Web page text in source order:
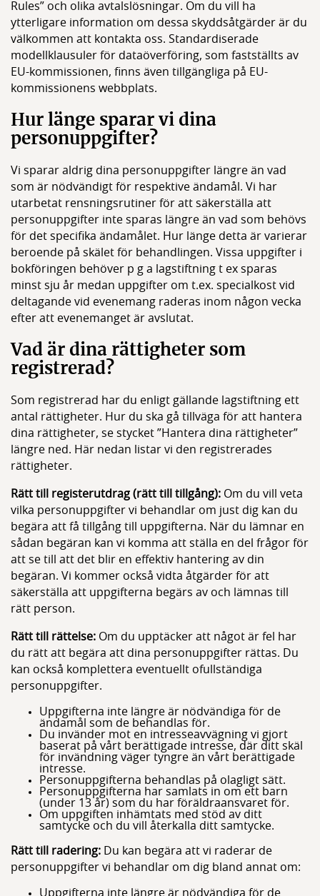
Rules” och olika avtalslösningar. Om du vill ha
ytterligare information om dessa skyddsåtgärder är du
välkommen att kontakta oss. Standardiserade
modellklausuler för dataöverföring, som fastställts av
EU-kommissionen, finns även tillgängliga på EU-
kommissionens webbplats.
Hur länge sparar vi dina
personuppgifter?
Vi sparar aldrig dina personuppgifter längre än vad
som är nödvändigt för respektive ändamål. Vi har
utarbetat rensningsrutiner för att säkerställa att
personuppgifter inte sparas längre än vad som behövs
för det specifika ändamålet. Hur länge detta är varierar
beroende på skälet för behandlingen. Vissa uppgifter i
bokföringen behöver p g a lagstiftning t ex sparas
minst sju år medan uppgifter om t.ex. specialkost vid
deltagande vid evenemang raderas inom någon vecka
efter att evenemanget är avslutat.
Vad är dina rättigheter som
registrerad?
Som registrerad har du enligt gällande lagstiftning ett
antal rättigheter. Hur du ska gå tillväga för att hantera
dina rättigheter, se stycket ”Hantera dina rättigheter”
längre ned. Här nedan listar vi den registrerades
rättigheter.
Rätt till registerutdrag (rätt till tillgång): Om du vill veta
vilka personuppgifter vi behandlar om just dig kan du
begära att få tillgång till uppgifterna. När du lämnar en
sådan begäran kan vi komma att ställa en del frågor för
att se till att det blir en effektiv hantering av din
begäran. Vi kommer också vidta åtgärder för att
säkerställa att uppgifterna begärs av och lämnas till
rätt person.
Rätt till rättelse: Om du upptäcker att något är fel har
du rätt att begära att dina personuppgifter rättas. Du
kan också komplettera eventuellt ofullständiga
personuppgifter.
Uppgifterna inte längre är nödvändiga för de
ändamål som de behandlas för.
Du invänder mot en intresseavvägning vi gjort
baserat på vårt berättigade intresse, där ditt skäl
för invändning väger tyngre än vårt berättigade
intresse.
Personuppgifterna behandlas på olagligt sätt.
Personuppgifterna har samlats in om ett barn
(under 13 år) som du har föräldraansvaret för.
Om uppgiften inhämtats med stöd av ditt
samtycke och du vill återkalla ditt samtycke.
Rätt till radering:
Du kan begära att vi raderar de
personuppgifter vi behandlar om dig bland annat om:
Uppgifterna inte längre är nödvändiga för de